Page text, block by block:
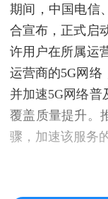
期间，中国电信
合宣布，正式启
许用户在所属运
运营商的5G网络
并加速5G网络普
覆盖质量提升。
骤，加速该服务